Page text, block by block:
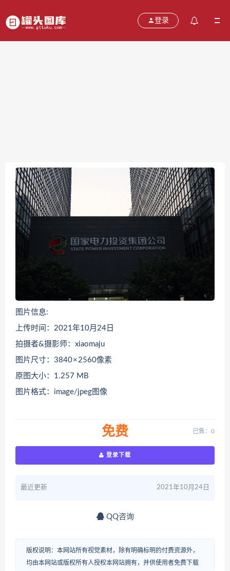
登录
图片信息:
上传时间：2021年10月24日
拍摄者&摄影师：xiaomaju
图片尺寸：3840 × 2560像素
原图大小：1.257 MB
图片格式：image/jpeg图像
免费 已售：0
登录下载
最近更新 2021年10月24日
QQ咨询
版权说明：本网站所有视觉素材，除有明确标明的付费资源外，
均由本网站或版权所有人授权本网站拥有，并供使用者免费下载